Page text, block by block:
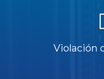
Violación